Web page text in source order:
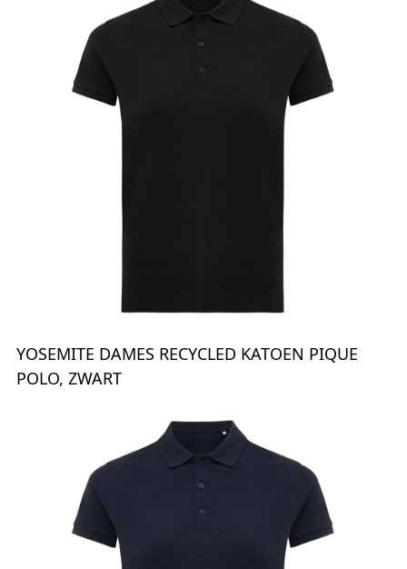
YOSEMITE DAMES RECYCLED KATOEN PIQUE
POLO, ZWART